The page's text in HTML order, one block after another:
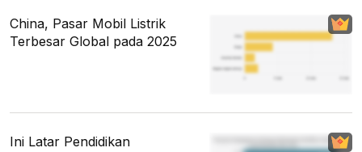
China, Pasar Mobil Listrik
Terbesar Global pada 2025
Ini Latar Pendidikan